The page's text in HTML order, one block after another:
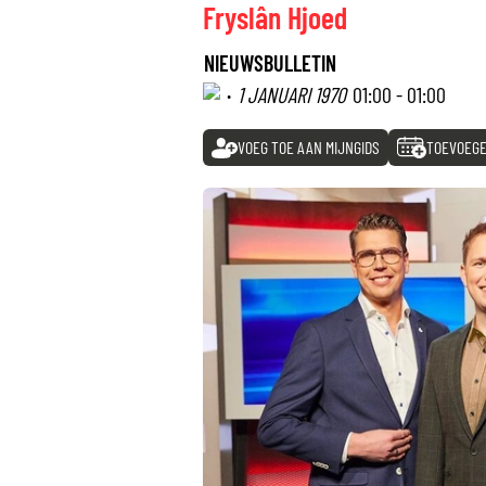
Fryslân Hjoed
NIEUWSBULLETIN
· 1 JANUARI 1970 01:00 - 01:00
VOEG TOE AAN MIJNGIDS